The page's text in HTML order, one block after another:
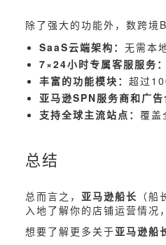
除了强大的功能外，数跨
SaaS云端架构： 无需本
7×24小时专属客服服务：
丰富的功能模块： 超过
亚马逊SPN服务商和广告
支持全球主流站点： 覆盖
总结
总而言之， 亚马逊船长 （
入地了解你的店铺运营情
想要了解更多关于亚马逊船